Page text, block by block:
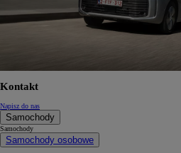
Kontakt
Napisz do nas
Samochody
Samochody
Samochody osobowe